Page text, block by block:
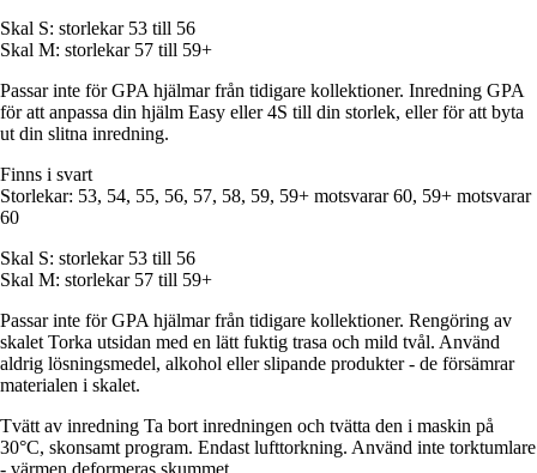
Skal S: storlekar 53 till 56
Skal M: storlekar 57 till 59+
Passar inte för GPA hjälmar från tidigare kollektioner. Inredning GPA
för att anpassa din hjälm Easy eller 4S till din storlek, eller för att byta
ut din slitna inredning.
Finns i svart
Storlekar: 53, 54, 55, 56, 57, 58, 59, 59+ motsvarar 60, 59+ motsvarar
60
Skal S: storlekar 53 till 56
Skal M: storlekar 57 till 59+
Passar inte för GPA hjälmar från tidigare kollektioner. Rengöring av
skalet Torka utsidan med en lätt fuktig trasa och mild tvål. Använd
aldrig lösningsmedel, alkohol eller slipande produkter - de försämrar
materialen i skalet.
Tvätt av inredning Ta bort inredningen och tvätta den i maskin på
30°C, skonsamt program. Endast lufttorkning. Använd inte torktumlare